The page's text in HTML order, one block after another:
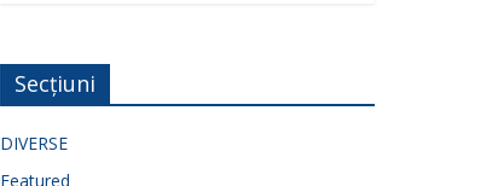
Secțiuni
DIVERSE
Featured